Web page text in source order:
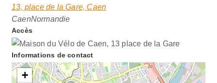
13, place de la Gare, Caen
CaenNormandie
Accès
Informations de contact
+